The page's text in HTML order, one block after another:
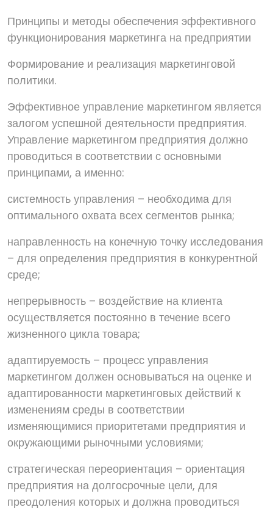
Принципы и методы обеспечения эффективного
функционирования маркетинга на предприятии
Формирование и реализация маркетинговой
политики.
Эффективное управление маркетингом является
залогом успешной деятельности предприятия.
Управление маркетингом предприятия должно
проводиться в соответствии с основными
принципами, а именно:
системность управления – необходима для
оптимального охвата всех сегментов рынка;
направленность на конечную точку исследования
– для определения предприятия в конкурентной
среде;
непрерывность – воздействие на клиента
осуществляется постоянно в течение всего
жизненного цикла товара;
адаптируемость – процесс управления
маркетингом должен основываться на оценке и
адаптированности маркетинговых действий к
изменениям среды в соответствии
изменяющимися приоритетами предприятия и
окружающими рыночными условиями;
стратегическая переориентация – ориентация
предприятия на долгосрочные цели, для
преодоления которых и должна проводиться